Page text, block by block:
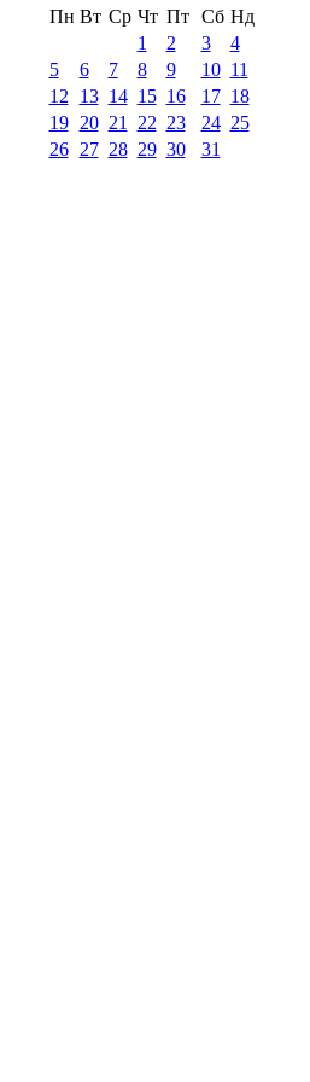
Пн Вт Ср Чт Пт Сб Нд
1
2 3
4
5
6 7 8 9 10 11
12
13 14 15 16 17 18
19
20 21 22 23 24 25
26
27 28 29 30 31